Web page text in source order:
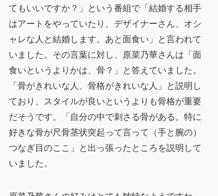
てもいいですか？」という番組で「結婚する相手
はアートをやっていたり、デザイナーさん、オシ
ャレな人と結婚します。あと面食い」と言われて
いました。その言葉に対し、原菜乃華さんは「面
食いというよりかは、骨？」と答えていました。
「骨がきれいな人、骨格がきれいな人」と説明し
ており、スタイルが良いというよりも骨格が重要
だそうです。「自分の中で刺さる骨がある。特に
好きな骨が尺骨茎状突起って言って（手と腕の）
つなぎ目のここ」と出っ張ったところを説明して
いました。